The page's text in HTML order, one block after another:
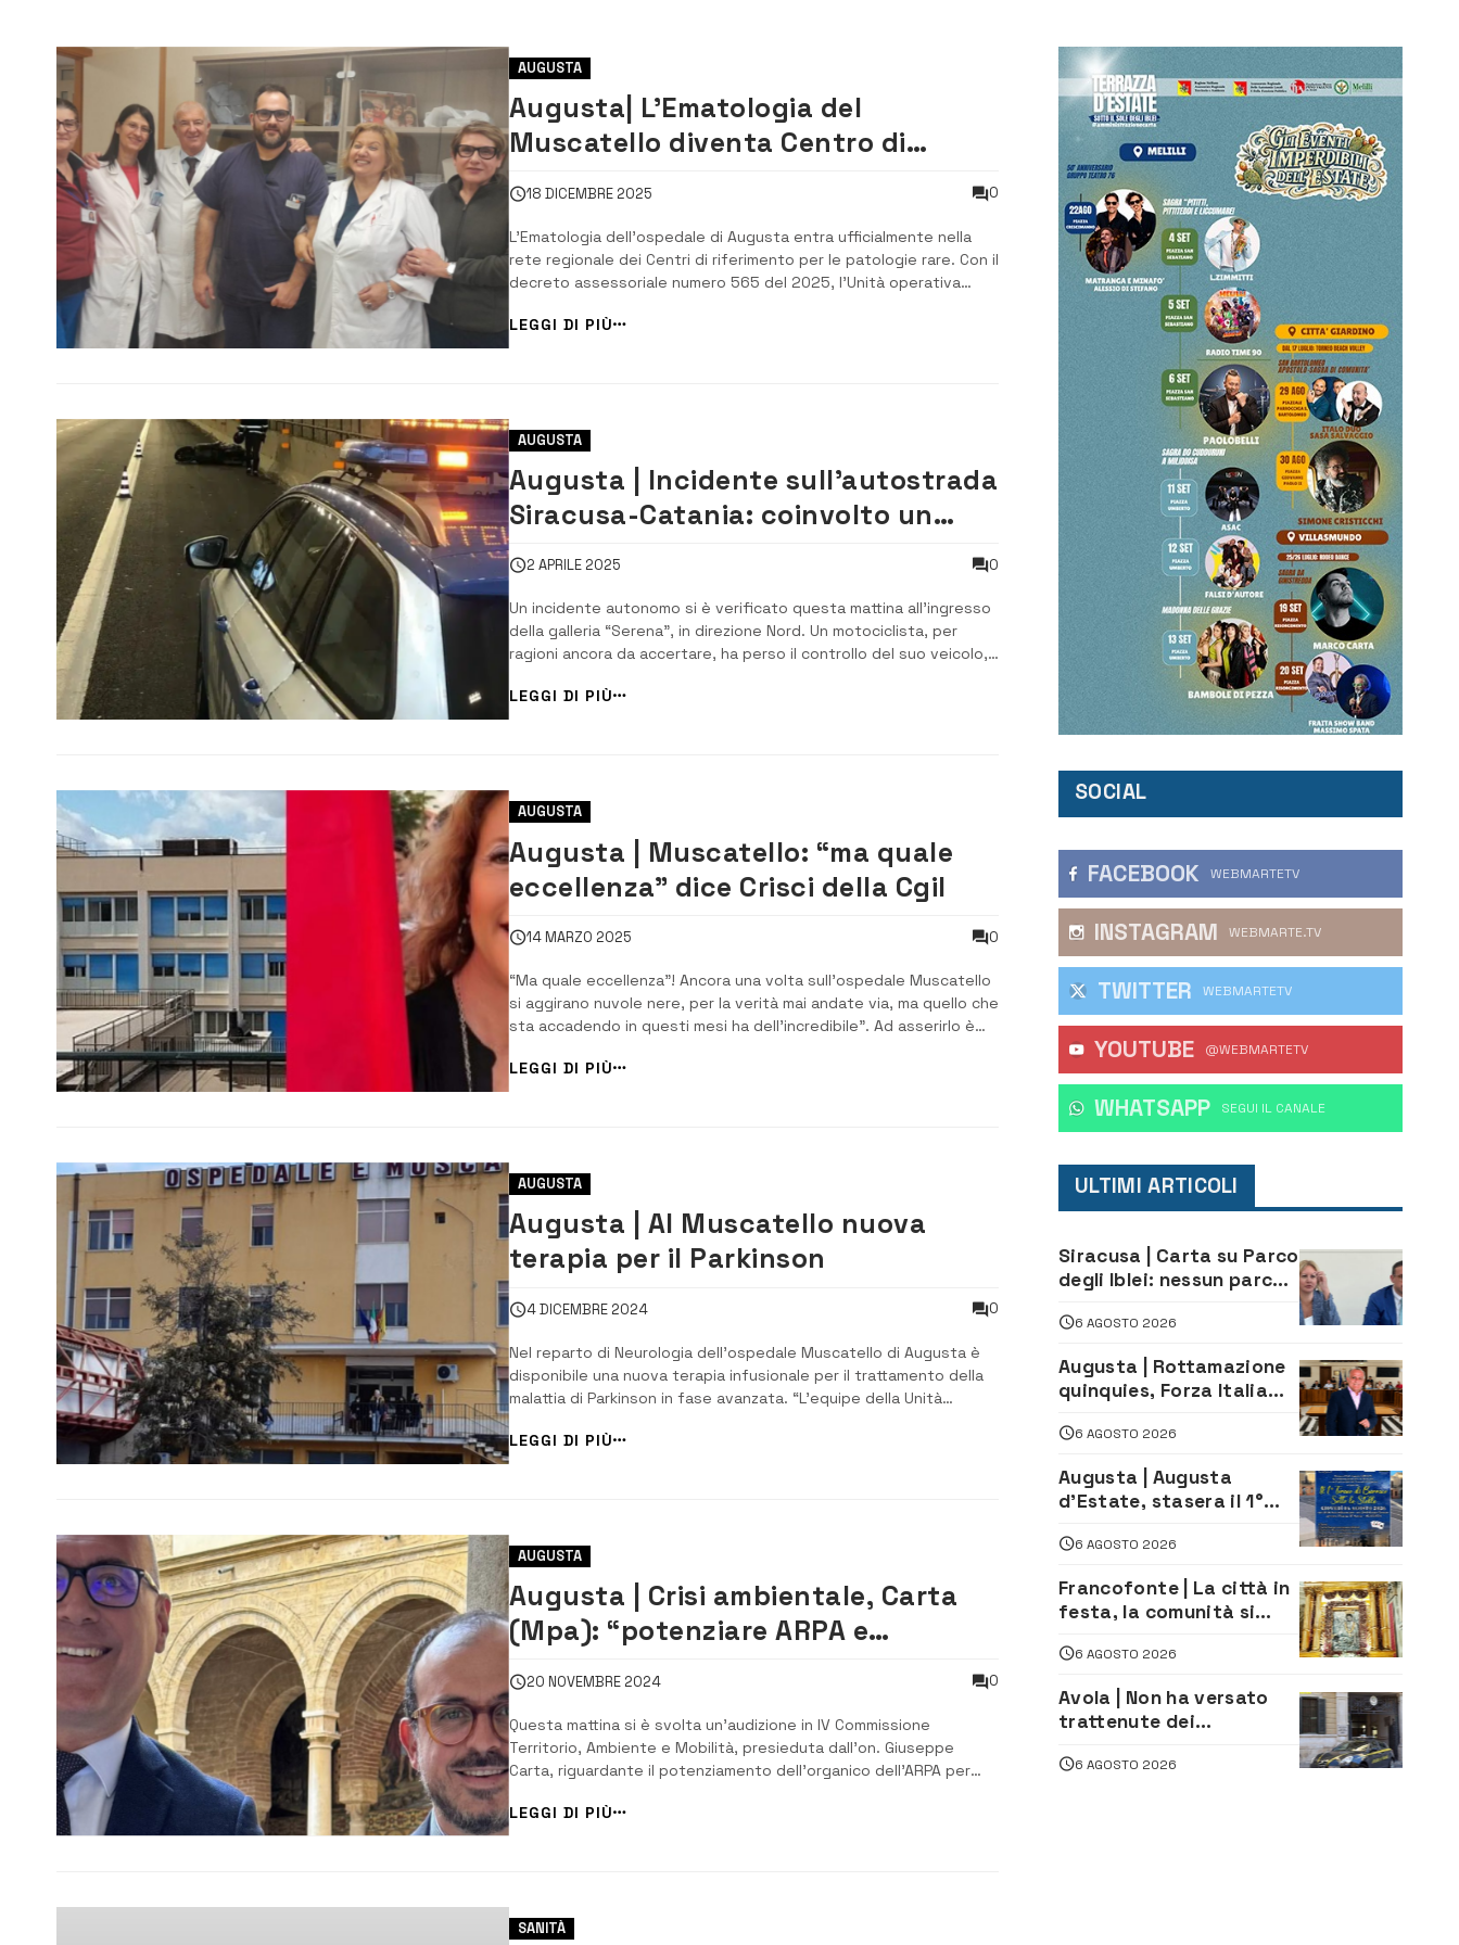
AUGUSTA
Augusta| L’Ematologia del
Muscatello diventa Centro di
riferimento regionale per le malattie
rare
18 DICEMBRE 2025 0
L’Ematologia dell’ospedale di Augusta entra ufficialmente nella
rete regionale dei Centri di riferimento per le patologie rare. Con il
decreto assessoriale numero 565 del 2025, l’Unità operativa
di specifiche malattie rare, rafforzando il ruolo dell’ospedale
all’interno del siste...
LEGGI DI PIÙ
AUGUSTA
Augusta | Incidente sull’autostrada
Siracusa-Catania: coinvolto un
motociclista
2 APRILE 2025 0
Un incidente autonomo si è verificato questa mattina all’ingresso
della galleria “Serena”, in direzione Nord. Un motociclista, per
ragioni ancora da accertare, ha perso il controllo del suo veicolo,
prontamente intervenuti e hanno trasportato il ferito all’osp...
LEGGI DI PIÙ
AUGUSTA
Augusta | Muscatello: “ma quale
eccellenza” dice Crisci della Cgil
14 MARZO 2025 0
“Ma quale eccellenza”! Ancora una volta sull’ospedale Muscatello
si aggirano nuvole nere, per la verità mai andate via, ma quello che
sta accadendo in questi mesi ha dell’incredibile”. Ad asserirlo è
dichiara la sindacalista – segnaliamo preoccupazione per i ...
LEGGI DI PIÙ
AUGUSTA
Augusta | Al Muscatello nuova
terapia per il Parkinson
4 DICEMBRE 2024 0
Nel reparto di Neurologia dell’ospedale Muscatello di Augusta è
disponibile una nuova terapia infusionale per il trattamento della
malattia di Parkinson in fase avanzata. “L’equipe della Unità
operativa di Neurologia diretta da Valeria Drago – annuncia il
direttore sanitario dell’Asp di Siracusa Salvatore Madonia – ha
iniziato il trattam...
LEGGI DI PIÙ
AUGUSTA
Augusta | Crisi ambientale, Carta
(Mpa): “potenziare ARPA e
ospedale Muscatello”
20 NOVEMBRE 2024 0
Questa mattina si è svolta un’audizione in IV Commissione
Territorio, Ambiente e Mobilità, presieduta dall’on. Giuseppe
Carta, riguardante il potenziamento dell’organico dell’ARPA per
2005 – afferma Peppe Carta -l’area costituita dai territori dei
comuni...
LEGGI DI PIÙ
SANITÀ
SOCIAL
FACEBOOK WEBMARTETV
INSTAGRAM WEBMARTE.TV
TWITTER WEBMARTETV
YOUTUBE @WEBMARTETV
WHATSAPP ‎SEGUI IL CANALE
ULTIMI ARTICOLI
Siracusa | Carta su Parco
degli Iblei: nessun parco
comunità e il territorio
6 AGOSTO 2026
Augusta | Rottamazione
quinquies, Forza Italia
«La proposta è nostra»
6 AGOSTO 2026
Augusta | Augusta
d’Estate, stasera il 1°
le Stelle: piazza
D’Astorga già sold out
6 AGOSTO 2026
Francofonte | La città in
festa, la comunità si
della Neve tra fede e
tradizione
6 AGOSTO 2026
Avola | Non ha versato
trattenute dei
oltre 700 mila euro a
6 AGOSTO 2026